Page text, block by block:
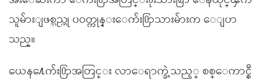
သူမ်ားျဖစ္သည္ဟု ပဝတ္ကုန္းေက်း႐ြာသားမ်ားက ေျပာ
သည္။
ယေန႔ေက်း႐ြာအတြင္း လာေရာက္ခဲ့သည့္ စစ္ေကာင္စီ